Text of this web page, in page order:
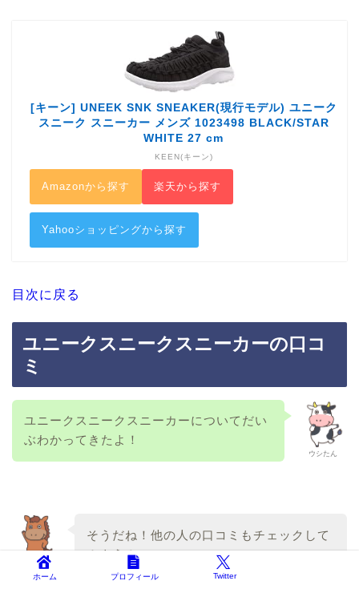
[キーン] UNEEK SNK SNEAKER(現行モデル) ユニーク
スニーク スニーカー メンズ 1023498 BLACK/STAR
WHITE 27 cm
KEEN(キーン)
Amazonから探す 楽天から探す
Yahooショッピングから探す
目次に戻る
ユニークスニークスニーカーの口コ
ミ
ウシたん
ユニークスニークスニーカーについてだい
ぶわかってきたよ！
ウマたん
そうだね！他の人の口コミもチェックして
みよう！
ホーム プロフィール Twitter